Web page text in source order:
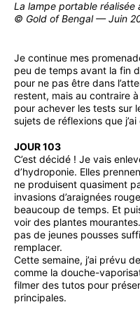
La lampe portable
© Gold of Bengal — Juin
Je continue mes
peu de temps avant la fin
pour ne pas être dans
restent, mais au contraire
pour achever les tests sur
sujets de réflexions que j’ai
JOUR 103
C’est décidé ! Je vais
d’hydroponie. Elles
ne produisent quasiment
invasions d’araignées
beaucoup de temps. Et
voir des plantes
pas de jeunes pousses
remplacer.
Cette semaine, j’ai prévu
comme la douche-
filmer des tutos pour
principales.